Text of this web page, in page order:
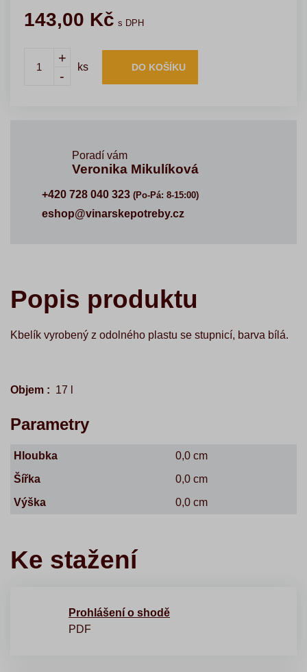
143,00 Kč s DPH
+
-
ks DO KOŠÍKU
Poradí vám
Veronika Mikulíková
+420 728 040 323 (Po-Pá: 8-15:00)
eshop@vinarskepotreby.cz
Popis produktu
Kbelík vyrobený z odolného plastu se stupnicí, barva bílá.
Objem : 17 l
Parametry
Hloubka
0,0 cm
Šířka
0,0 cm
Výška
0,0 cm
Ke stažení
Prohlášení o shodě
PDF